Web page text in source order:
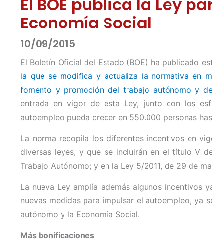
El BOE publica la Ley
Economía Social
10/09/2015
El Boletín Oficial del Estado (BOE) ha publicado
la que se modifica y actualiza la normativa en
fomento y promoción del trabajo autónomo y
entrada en vigor de esta Ley, junto con los
autoempleo pueda crecer en 550.000 personas
La norma recopila los diferentes incentivos en
diversas leyes, y que se incluirán en el título V
Trabajo Autónomo; y en la Ley 5/2011, de 29 de
La nueva Ley amplía además algunos incentivos
nuevas medidas para impulsar el autoempleo,
autónomo y la Economía Social.
Más bonificaciones